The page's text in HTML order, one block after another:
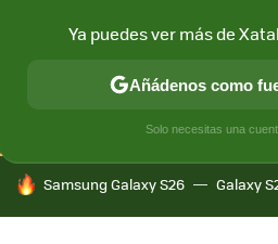
CONECTIVIDAD MÓVIL Y
HOY SE HABLA DE
Samsung Galaxy S26 Galaxy
Ya puedes ver más de
Añádenos como
Solo necesitas una